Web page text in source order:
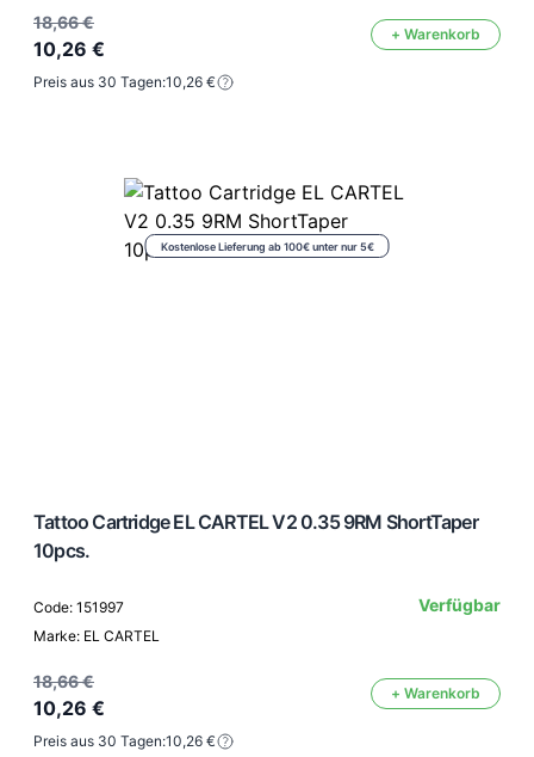
18,66 €
10,26 €
+ Warenkorb
Preis aus 30 Tagen:10,26 €
Kostenlose Lieferung ab 100€ unter nur 5€
Tattoo Cartridge EL CARTEL V2 0.35 9RM ShortTaper
10pcs.
Code: 151997
Marke: EL CARTEL
Verfügbar
18,66 €
10,26 €
+ Warenkorb
Preis aus 30 Tagen:10,26 €